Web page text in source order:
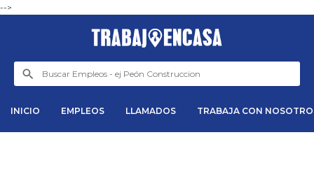
-->
INICIO EMPLEOS LLAMADOS TRABAJA CON